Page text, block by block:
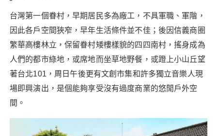
台灣第一個眷村，早期居民多為廠工，不具軍職、軍階，
因此各戶空間狹窄，早年生活條件並不佳；後因信義商圈
繁華高樓林立，保留眷村矮樓樣貌的四四南村，搖身成為
人們的都市綠地，或席地而坐草地野餐，或蹬上小山丘望
著台北101，周日午後更有文創市集和許多獨立音樂人現
場即興演出，是個能夠享受沒有過度商業的悠閒戶外空
間。